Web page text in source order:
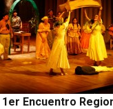
1er Encuentro